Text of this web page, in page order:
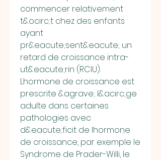
commencer relativement
t&ocirc;t chez des enfants
ayant
pr&eacute;sent&eacute; un
retard de croissance intra-
ut&eacute;rin (RCIU).
Lhormone de croissance est
prescrite &agrave; l&acirc;ge
adulte dans certaines
pathologies avec
d&eacute;ficit de lhormone
de croissance, par exemple le
Syndrome de Prader-Willi, le